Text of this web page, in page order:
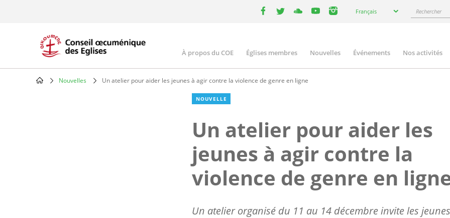
your
Français Rechercher
Main
navigation
À propos du COE Églises membres Nouvelles Événements Nos activités
Nouvelles Un atelier pour aider les jeunes à agir contre la violence de genre en ligne
NOUVELLE
Un atelier pour aider les
jeunes à agir contre la
violence de genre en
Un atelier organisé du 11 au 14 décembre invite les jeunes